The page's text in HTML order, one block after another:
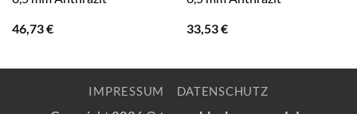
46,73€
33,53€
IMPRESSUM DATENSCHUTZ